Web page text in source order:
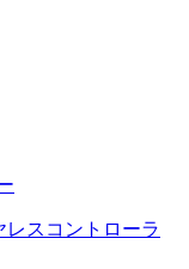
スコントローラ